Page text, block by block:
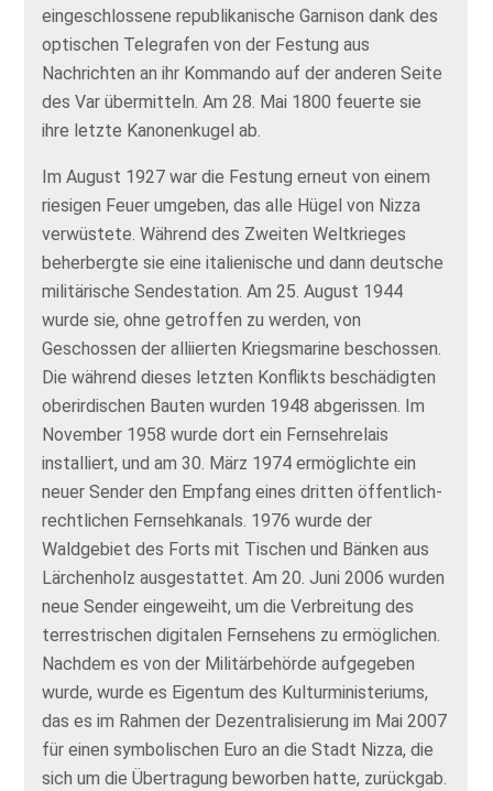
eingeschlossene republikanische Garnison dank des
optischen Telegrafen von der Festung aus
Nachrichten an ihr Kommando auf der anderen Seite
des Var übermitteln. Am 28. Mai 1800 feuerte sie
ihre letzte Kanonenkugel ab.
Im August 1927 war die Festung erneut von einem
riesigen Feuer umgeben, das alle Hügel von Nizza
verwüstete. Während des Zweiten Weltkrieges
beherbergte sie eine italienische und dann deutsche
militärische Sendestation. Am 25. August 1944
wurde sie, ohne getroffen zu werden, von
Geschossen der alliierten Kriegsmarine beschossen.
Die während dieses letzten Konflikts beschädigten
oberirdischen Bauten wurden 1948 abgerissen. Im
November 1958 wurde dort ein Fernsehrelais
installiert, und am 30. März 1974 ermöglichte ein
neuer Sender den Empfang eines dritten öffentlich-
rechtlichen Fernsehkanals. 1976 wurde der
Waldgebiet des Forts mit Tischen und Bänken aus
Lärchenholz ausgestattet. Am 20. Juni 2006 wurden
neue Sender eingeweiht, um die Verbreitung des
terrestrischen digitalen Fernsehens zu ermöglichen.
Nachdem es von der Militärbehörde aufgegeben
wurde, wurde es Eigentum des Kulturministeriums,
das es im Rahmen der Dezentralisierung im Mai 2007
für einen symbolischen Euro an die Stadt Nizza, die
sich um die Übertragung beworben hatte, zurückgab.